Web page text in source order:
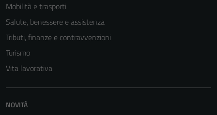
Mobilità e trasporti
Salute, benessere e assistenza
Tributi, finanze e contravvenzioni
Turismo
Vita lavorativa
NOVITÀ